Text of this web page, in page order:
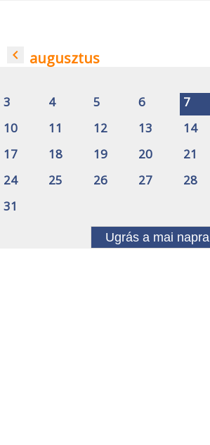
navigate_before augusztus
3
4 5 6 7
10
11 12 13 14
17
18 19 20 21
24
25 26 27 28
31
Ugrás a mai napra